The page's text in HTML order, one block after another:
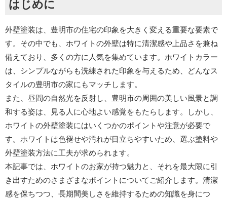
はじめに
外壁塗装は、豊明市の住宅の印象を大きく変える重要な要素で
す。その中でも、ホワイトの外壁は特に清潔感や上品さを兼ね
備えており、多くの方に人気を集めています。ホワイトカラー
は、シンプルながらも洗練された印象を与えるため、どんなス
タイルの豊明市の家にもマッチします。
また、昼間の自然光を反射し、豊明市の周囲の美しい風景と調
和する姿は、見る人に心地よい感覚をもたらします。しかし、
ホワイトの外壁塗装にはいくつかのポイントや注意が必要で
す。ホワイトは色褪せや汚れが目立ちやすいため、選ぶ塗料や
外壁塗装方法に工夫が求められます。
本記事では、ホワイトのお家が持つ魅力と、それを最大限に引
き出すためのさまざまなポイントについてご紹介します。清潔
感を保ちつつ、長期間美しさを維持するための知識を身につ